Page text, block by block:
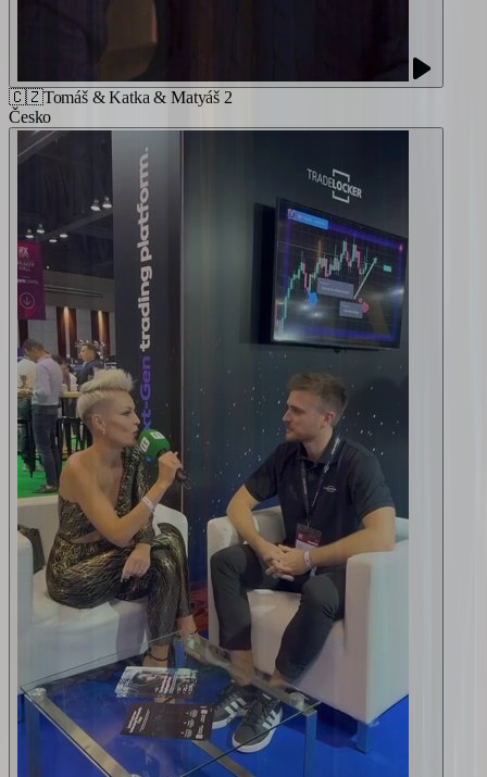
🇨🇿Tomáš & Katka & Matyáš 2
Česko